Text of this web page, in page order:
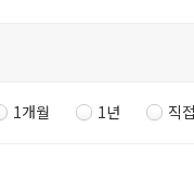
1개월 1년 직